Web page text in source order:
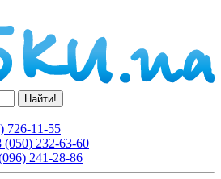
Найти!
726-11-55
(050) 232-63-60
241-28-86